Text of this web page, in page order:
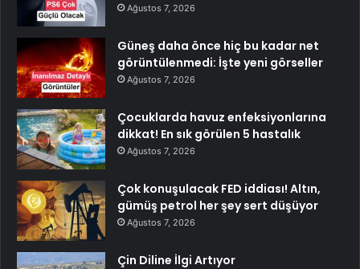
Ağustos 7, 2026
Güneş daha önce hiç bu kadar net
görüntülenmedi: İşte yeni görseller
Ağustos 7, 2026
Çocuklarda havuz enfeksiyonlarına
dikkat! En sık görülen 5 hastalık
Ağustos 7, 2026
Çok konuşulacak FED iddiası! Altın,
gümüş petrol her şey sert düşüyor
Ağustos 7, 2026
Çin Diline İlgi Artıyor